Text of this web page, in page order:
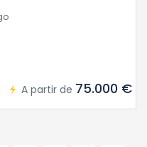
A partir de 75.000 €